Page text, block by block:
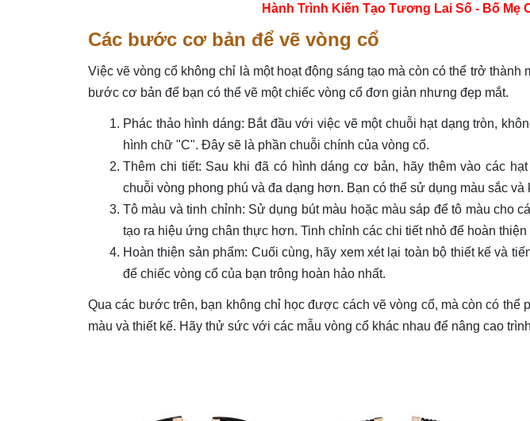
Hành Trình Kiến Tạo Tương Lai Số - Bố Mẹ
Các bước cơ bản để vẽ vòng cổ
Việc vẽ vòng cổ không chỉ là một hoạt động sáng tạo mà còn có thể trở
bước cơ bản để bạn có thể vẽ một chiếc vòng cổ đơn giản nhưng đẹp mắt.
Phác thảo hình dáng: Bắt đầu với việc vẽ một chuỗi hạt dạng tròn,
hình chữ "C". Đây sẽ là phần chuỗi chính của vòng cổ.
Thêm chi tiết: Sau khi đã có hình dáng cơ bản, hãy thêm vào các
chuỗi vòng phong phú và đa dạng hơn. Bạn có thể sử dụng màu sắc
Tô màu và tinh chỉnh: Sử dụng bút màu hoặc màu sáp để tô màu cho
tạo ra hiệu ứng chân thực hơn. Tinh chỉnh các chi tiết nhỏ để hoàn thiện
Hoàn thiện sản phẩm: Cuối cùng, hãy xem xét lại toàn bộ thiết kế và
để chiếc vòng cổ của bạn trông hoàn hảo nhất.
Qua các bước trên, bạn không chỉ học được cách vẽ vòng cổ, mà còn có thể
màu và thiết kế. Hãy thử sức với các mẫu vòng cổ khác nhau để nâng cao